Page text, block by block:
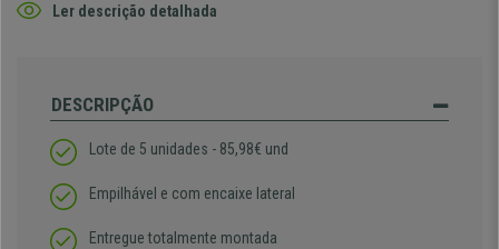
Ler descrição detalhada
DESCRIPÇÃO
Lote de 5 unidades - 85,98€ und
Empilhável e com encaixe lateral
Entregue totalmente montada